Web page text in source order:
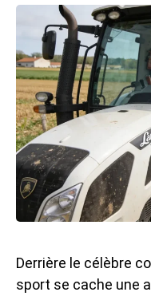
Derrière le célèbre
sport se cache une